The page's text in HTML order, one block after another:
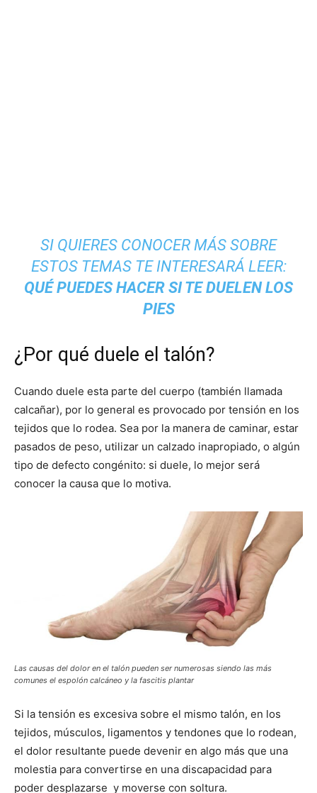
SI QUIERES CONOCER MÁS SOBRE
ESTOS TEMAS TE INTERESARÁ LEER:
QUÉ PUEDES HACER SI TE DUELEN LOS
PIES
¿Por qué duele el talón?
Cuando duele esta parte del cuerpo (también llamada
calcañar), por lo general es provocado por tensión en los
tejidos que lo rodea. Sea por la manera de caminar, estar
pasados de peso, utilizar un calzado inapropiado, o algún
tipo de defecto congénito: si duele, lo mejor será
conocer la causa que lo motiva.
Las causas del dolor en el talón pueden ser numerosas siendo las más
comunes el espolón calcáneo y la fascitis plantar
Si la tensión es excesiva sobre el mismo talón, en los
tejidos, músculos, ligamentos y tendones que lo rodean,
el dolor resultante puede devenir en algo más que una
molestia para convertirse en una discapacidad para
poder desplazarse y moverse con soltura.